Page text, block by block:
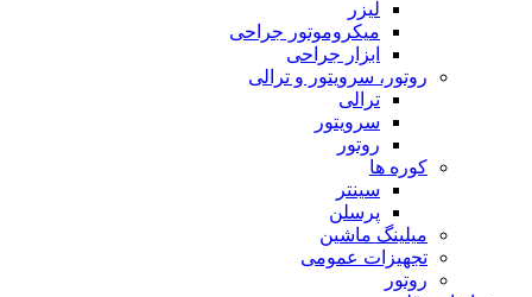
لیزر
میکروموتور جراحی
ابزار جراحی
روتور، سرویتور و ترالی
ترالی
سرویتور
روتور
کوره ها
سینتر
پرسلن
میلینگ ماشین
تجهیزات عمومی
روتور